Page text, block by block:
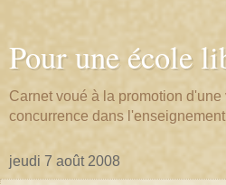
Pour une école
Carnet voué à la promotion
concurrence dans
jeudi 7 août 2008